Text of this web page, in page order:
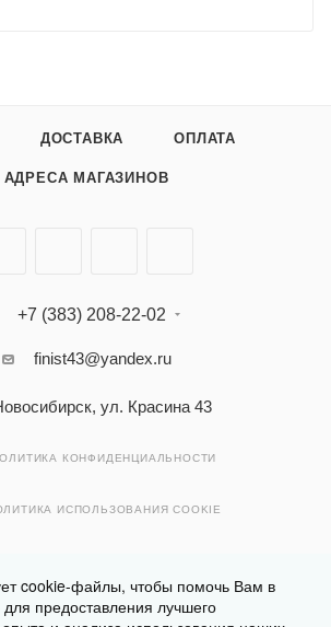
ДОСТАВКА ОПЛАТА
АДРЕСА МАГАЗИНОВ
+7 (383) 208-22-02
finist43@yandex.ru
ул. Красина 43
КОНФИДЕНЦИАЛЬНОСТИ
ИСПОЛЬЗОВАНИЯ COOKIE
cookie-файлы, чтобы помочь Вам в
для предоставления лучшего